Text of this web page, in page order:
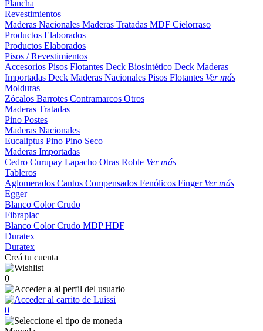
Plancha
Revestimientos
Maderas Nacionales Maderas Tratadas MDF Cielorraso
Productos Elaborados
Productos Elaborados
Pisos / Revestimientos
Accesorios Pisos Flotantes Deck Biosintético Deck Maderas
Importadas Deck Maderas Nacionales Pisos Flotantes Ver más
Molduras
Zócalos Barrotes Contramarcos Otros
Maderas Tratadas
Pino Postes
Maderas Nacionales
Eucaliptus Pino Pino Seco
Maderas Importadas
Cedro Curupay Lapacho Otras Roble Ver más
Tableros
Aglomerados Cantos Compensados Fenólicos Finger Ver más
Egger
Blanco ColorCrudo
Fibraplac
Blanco ColorCrudo MDPHDF
Duratex
Duratex
Creá tu cuenta
0
0